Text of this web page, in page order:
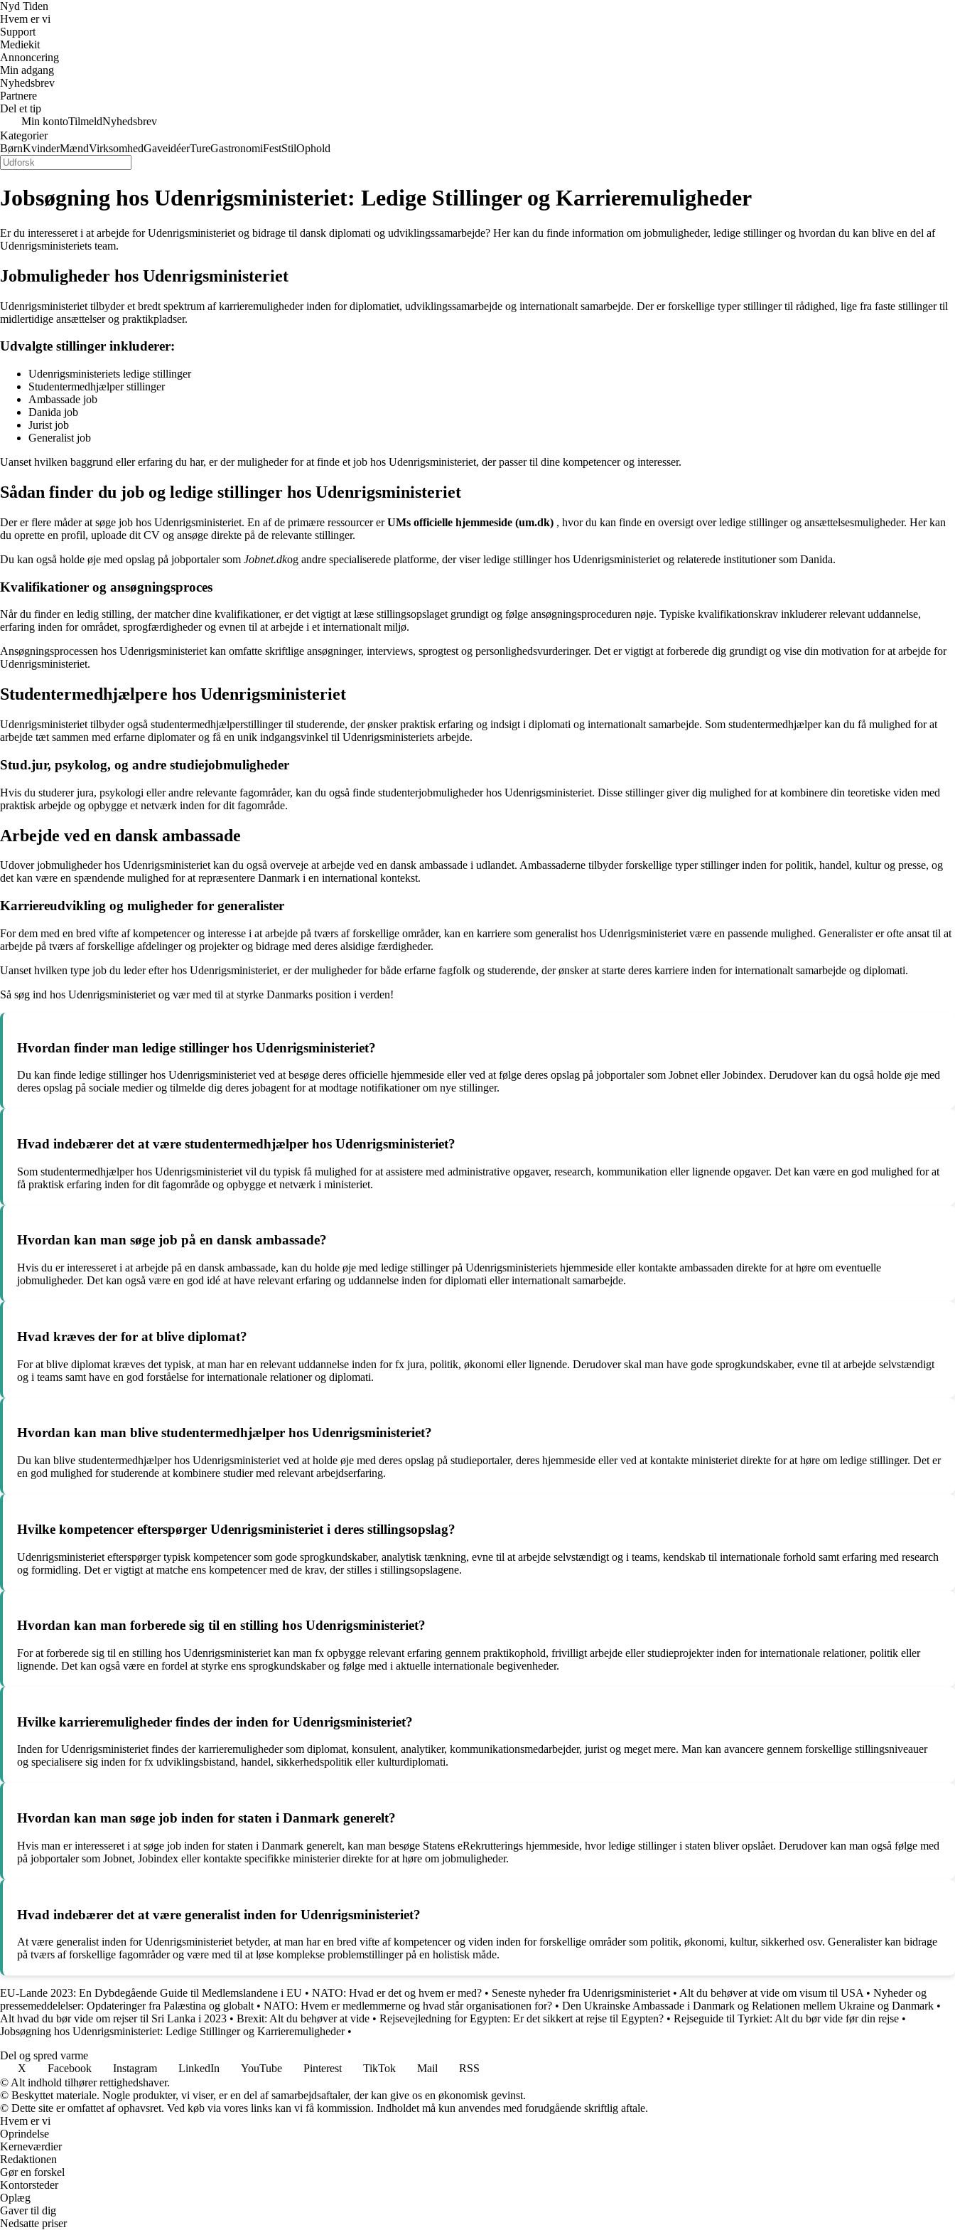
Nyd Tiden
Hvem er vi
Support
Mediekit
Annoncering
Min adgang
Nyhedsbrev
Partnere
Del et tip
Min kontoTilmeldNyhedsbrev
Kategorier
BørnKvinderMændVirksomhedGaveidéerTureGastronomiFestStilOphold
Jobsøgning hos Udenrigsministeriet: Ledige Stillinger og Karrieremuligheder
Er du interesseret i at arbejde for Udenrigsministeriet og bidrage til dansk diplomati og udviklingssamarbejde? Her kan du finde information om jobmuligheder, ledige stillinger og hvordan du kan blive en del af
Udenrigsministeriets team.
Jobmuligheder hos Udenrigsministeriet
Udenrigsministeriet tilbyder et bredt spektrum af karrieremuligheder inden for diplomatiet, udviklingssamarbejde og internationalt samarbejde. Der er forskellige typer stillinger til rådighed, lige fra faste stillinger til
midlertidige ansættelser og praktikpladser.
Udvalgte stillinger inkluderer:
Udenrigsministeriets ledige stillinger
Studentermedhjælper stillinger
Ambassade job
Danida job
Jurist job
Generalist job
Uanset hvilken baggrund eller erfaring du har, er der muligheder for at finde et job hos Udenrigsministeriet, der passer til dine kompetencer og interesser.
Sådan finder du job og ledige stillinger hos Udenrigsministeriet
Der er flere måder at søge job hos Udenrigsministeriet. En af de primære ressourcer erUMs officielle hjemmeside (um.dk) , hvor du kan finde en oversigt over ledige stillinger og ansættelsesmuligheder. Her kan
du oprette en profil, uploade dit CV og ansøge direkte på de relevante stillinger.
Du kan også holde øje med opslag på jobportaler som Jobnet.dkog andre specialiserede platforme, der viser ledige stillinger hos Udenrigsministeriet og relaterede institutioner som Danida.
Kvalifikationer og ansøgningsproces
Når du finder en ledig stilling, der matcher dine kvalifikationer, er det vigtigt at læse stillingsopslaget grundigt og følge ansøgningsproceduren nøje. Typiske kvalifikationskrav inkluderer relevant uddannelse,
erfaring inden for området, sprogfærdigheder og evnen til at arbejde i et internationalt miljø.
Ansøgningsprocessen hos Udenrigsministeriet kan omfatte skriftlige ansøgninger, interviews, sprogtest og personlighedsvurderinger. Det er vigtigt at forberede dig grundigt og vise din motivation for at arbejde for
Udenrigsministeriet.
Studentermedhjælpere hos Udenrigsministeriet
Udenrigsministeriet tilbyder også studentermedhjælperstillinger til studerende, der ønsker praktisk erfaring og indsigt i diplomati og internationalt samarbejde. Som studentermedhjælper kan du få mulighed for at
arbejde tæt sammen med erfarne diplomater og få en unik indgangsvinkel til Udenrigsministeriets arbejde.
Stud.jur, psykolog, og andre studiejobmuligheder
Hvis du studerer jura, psykologi eller andre relevante fagområder, kan du også finde studenterjobmuligheder hos Udenrigsministeriet. Disse stillinger giver dig mulighed for at kombinere din teoretiske viden med
praktisk arbejde og opbygge et netværk inden for dit fagområde.
Arbejde ved en dansk ambassade
Udover jobmuligheder hos Udenrigsministeriet kan du også overveje at arbejde ved en dansk ambassade i udlandet. Ambassaderne tilbyder forskellige typer stillinger inden for politik, handel, kultur og presse, og
det kan være en spændende mulighed for at repræsentere Danmark i en international kontekst.
Karriereudvikling og muligheder for generalister
For dem med en bred vifte af kompetencer og interesse i at arbejde på tværs af forskellige områder, kan en karriere som generalist hos Udenrigsministeriet være en passende mulighed. Generalister er ofte ansat til at
arbejde på tværs af forskellige afdelinger og projekter og bidrage med deres alsidige færdigheder.
Uanset hvilken type job du leder efter hos Udenrigsministeriet, er der muligheder for både erfarne fagfolk og studerende, der ønsker at starte deres karriere inden for internationalt samarbejde og diplomati.
Så søg ind hos Udenrigsministeriet og vær med til at styrke Danmarks position i verden!
Hvordan finder man ledige stillinger hos Udenrigsministeriet?
Du kan finde ledige stillinger hos Udenrigsministeriet ved at besøge deres officielle hjemmeside eller ved at følge deres opslag på jobportaler som Jobnet eller Jobindex. Derudover kan du også holde øje med
deres opslag på sociale medier og tilmelde dig deres jobagent for at modtage notifikationer om nye stillinger.
Hvad indebærer det at være studentermedhjælper hos Udenrigsministeriet?
Som studentermedhjælper hos Udenrigsministeriet vil du typisk få mulighed for at assistere med administrative opgaver, research, kommunikation eller lignende opgaver. Det kan være en god mulighed for at
få praktisk erfaring inden for dit fagområde og opbygge et netværk i ministeriet.
Hvordan kan man søge job på en dansk ambassade?
Hvis du er interesseret i at arbejde på en dansk ambassade, kan du holde øje med ledige stillinger på Udenrigsministeriets hjemmeside eller kontakte ambassaden direkte for at høre om eventuelle
jobmuligheder. Det kan også være en god idé at have relevant erfaring og uddannelse inden for diplomati eller internationalt samarbejde.
Hvad kræves der for at blive diplomat?
For at blive diplomat kræves det typisk, at man har en relevant uddannelse inden for fx jura, politik, økonomi eller lignende. Derudover skal man have gode sprogkundskaber, evne til at arbejde selvstændigt
og i teams samt have en god forståelse for internationale relationer og diplomati.
Hvordan kan man blive studentermedhjælper hos Udenrigsministeriet?
Du kan blive studentermedhjælper hos Udenrigsministeriet ved at holde øje med deres opslag på studieportaler, deres hjemmeside eller ved at kontakte ministeriet direkte for at høre om ledige stillinger. Det er
en god mulighed for studerende at kombinere studier med relevant arbejdserfaring.
Hvilke kompetencer efterspørger Udenrigsministeriet i deres stillingsopslag?
Udenrigsministeriet efterspørger typisk kompetencer som gode sprogkundskaber, analytisk tænkning, evne til at arbejde selvstændigt og i teams, kendskab til internationale forhold samt erfaring med research
og formidling. Det er vigtigt at matche ens kompetencer med de krav, der stilles i stillingsopslagene.
Hvordan kan man forberede sig til en stilling hos Udenrigsministeriet?
For at forberede sig til en stilling hos Udenrigsministeriet kan man fx opbygge relevant erfaring gennem praktikophold, frivilligt arbejde eller studieprojekter inden for internationale relationer, politik eller
lignende. Det kan også være en fordel at styrke ens sprogkundskaber og følge med i aktuelle internationale begivenheder.
Hvilke karrieremuligheder findes der inden for Udenrigsministeriet?
Inden for Udenrigsministeriet findes der karrieremuligheder som diplomat, konsulent, analytiker, kommunikationsmedarbejder, jurist og meget mere. Man kan avancere gennem forskellige stillingsniveauer
og specialisere sig inden for fx udviklingsbistand, handel, sikkerhedspolitik eller kulturdiplomati.
Hvordan kan man søge job inden for staten i Danmark generelt?
Hvis man er interesseret i at søge job inden for staten i Danmark generelt, kan man besøge Statens eRekrutterings hjemmeside, hvor ledige stillinger i staten bliver opslået. Derudover kan man også følge med
på jobportaler som Jobnet, Jobindex eller kontakte specifikke ministerier direkte for at høre om jobmuligheder.
Hvad indebærer det at være generalist inden for Udenrigsministeriet?
At være generalist inden for Udenrigsministeriet betyder, at man har en bred vifte af kompetencer og viden inden for forskellige områder som politik, økonomi, kultur, sikkerhed osv. Generalister kan bidrage
på tværs af forskellige fagområder og være med til at løse komplekse problemstillinger på en holistisk måde.
EU-Lande 2023: En Dybdegående Guide til Medlemslandene i EU • NATO: Hvad er det og hvem er med? • Seneste nyheder fra Udenrigsministeriet • Alt du behøver at vide om visum til USA • Nyheder og
pressemeddelelser: Opdateringer fra Palæstina og globalt • NATO: Hvem er medlemmerne og hvad står organisationen for? • Den Ukrainske Ambassade i Danmark og Relationen mellem Ukraine og Danmark •
Alt hvad du bør vide om rejser til Sri Lanka i 2023 • Brexit: Alt du behøver at vide • Rejsevejledning for Egypten: Er det sikkert at rejse til Egypten? • Rejseguide til Tyrkiet: Alt du bør vide før din rejse •
Jobsøgning hos Udenrigsministeriet: Ledige Stillinger og Karrieremuligheder•
Del og spred varme
X
Facebook Instagram LinkedIn YouTube Pinterest TikTok Mail
RSS
© Alt indhold tilhører rettighedshaver.
© Beskyttet materiale. Nogle produkter, vi viser, er en del af samarbejdsaftaler, der kan give os en økonomisk gevinst.
© Dette site er omfattet af ophavsret. Ved køb via vores links kan vi få kommission. Indholdet må kun anvendes med forudgående skriftlig aftale.
Hvem er vi
Oprindelse
Kerneværdier
Redaktionen
Gør en forskel
Kontorsteder
Oplæg
Gaver til dig
Nedsatte priser